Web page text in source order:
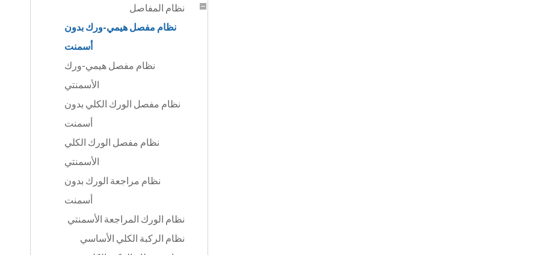
نظام المفاصل
نظام مفصل هيمي-ورك بدون
أسمنت
نظام مفصل هيمي-ورك
الأسمنتي
نظام مفصل الورك الكلي بدون
أسمنت
نظام مفصل الورك الكلي
الأسمنتي
نظام مراجعة الورك بدون
أسمنت
نظام الورك المراجعة الأسمنتي
نظام الركبة الكلي الأساسي